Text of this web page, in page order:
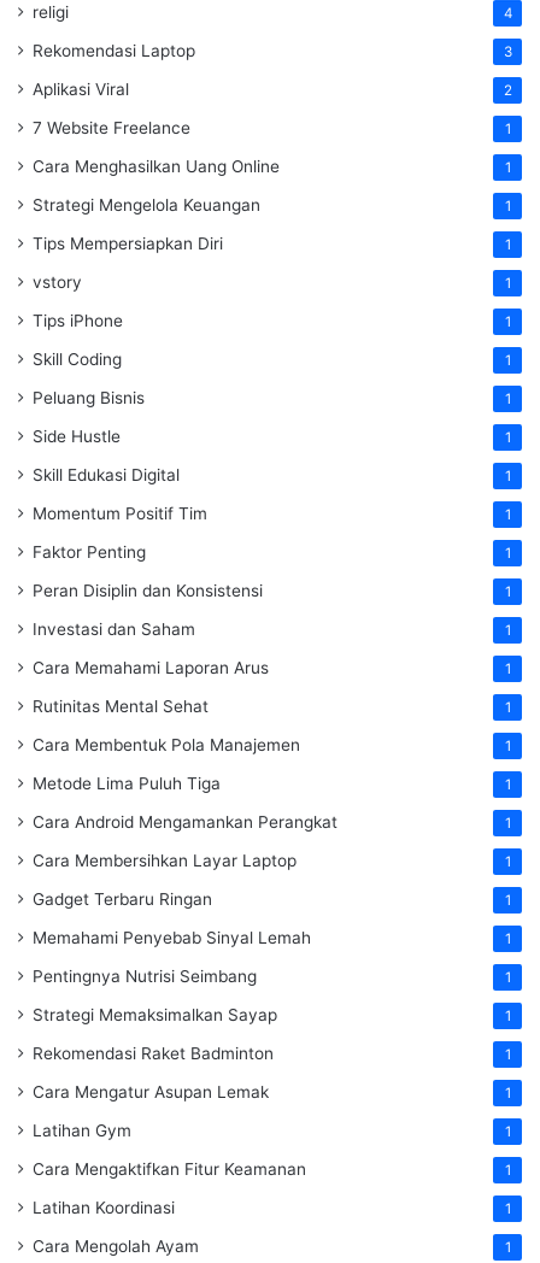
religi 4
Rekomendasi Laptop 3
Aplikasi Viral 2
7 Website Freelance 1
Cara Menghasilkan Uang Online 1
Strategi Mengelola Keuangan 1
Tips Mempersiapkan Diri 1
vstory 1
Tips iPhone 1
Skill Coding 1
Peluang Bisnis 1
Side Hustle 1
Skill Edukasi Digital 1
Momentum Positif Tim 1
Faktor Penting 1
Peran Disiplin dan Konsistensi 1
Investasi dan Saham 1
Cara Memahami Laporan Arus 1
Rutinitas Mental Sehat 1
Cara Membentuk Pola Manajemen 1
Metode Lima Puluh Tiga 1
Cara Android Mengamankan Perangkat 1
Cara Membersihkan Layar Laptop 1
Gadget Terbaru Ringan 1
Memahami Penyebab Sinyal Lemah 1
Pentingnya Nutrisi Seimbang 1
Strategi Memaksimalkan Sayap 1
Rekomendasi Raket Badminton 1
Cara Mengatur Asupan Lemak 1
Latihan Gym 1
Cara Mengaktifkan Fitur Keamanan 1
Latihan Koordinasi 1
Cara Mengolah Ayam 1